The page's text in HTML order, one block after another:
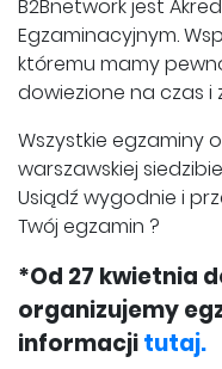
B2Bnetwork jest
Egzaminacyjnym.
któremu mamy
dowiezione na czas i
Wszystkie egzaminy
warszawskiej
Usiądź wygodnie i
Twój egzamin ?
*Od 27 kwietnia
organizujemy
informacjitutaj.